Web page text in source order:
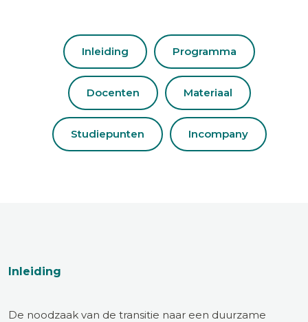
Inleiding Programma
Docenten Materiaal
Studiepunten Incompany
Inleiding
De noodzaak van de transitie naar een duurzame